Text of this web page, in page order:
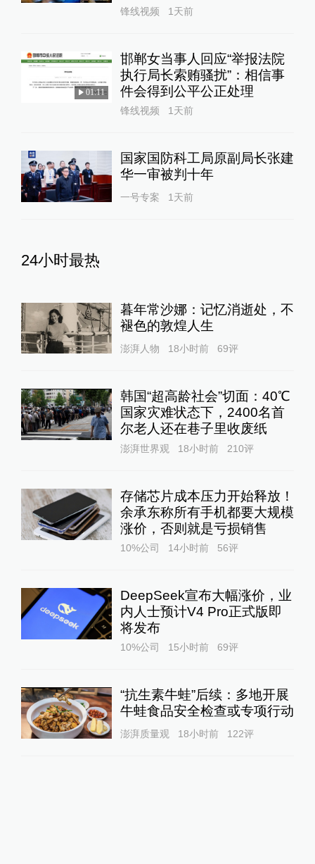
锋线视频 1天前
01:11
邯郸女当事人回应“举报法院
执行局长索贿骚扰”：相信事
件会得到公平公正处理
锋线视频 1天前
国家国防科工局原副局长张建
华一审被判十年
一号专案 1天前
24小时最热
暮年常沙娜：记忆消逝处，不
褪色的敦煌人生
澎湃人物 18小时前 69评
韩国“超高龄社会”切面：40℃
国家灾难状态下，2400名首
尔老人还在巷子里收废纸
澎湃世界观 18小时前 210评
存储芯片成本压力开始释放！
余承东称所有手机都要大规模
涨价，否则就是亏损销售
10%公司 14小时前 56评
DeepSeek宣布大幅涨价，业
内人士预计V4 Pro正式版即
将发布
10%公司 15小时前 69评
“抗生素牛蛙”后续：多地开展
牛蛙食品安全检查或专项行动
澎湃质量观 18小时前 122评